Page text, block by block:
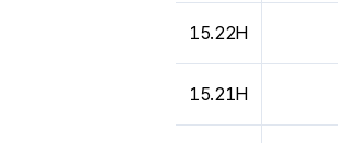
15.22H
15.21H